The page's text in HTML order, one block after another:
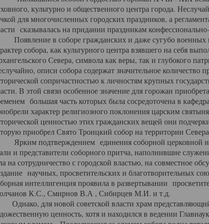
культурно и общественного центра города.
для многочисленных городских праздников, а
сказывалась на придании праздникам
в соборе гражданских и даже сугубо военных
собора, как культурного центра взявшего на себя
Севера, символа как веры, так и глубокого
описи собора содержат значительное количество
сопричастностью к личностям крупных
В этой связи особенное значение для горожан
большая часть которых была сосредоточена в
характер религиозного поклонения царским
ценностью этих гражданских вещей они
приобрел Свято Троицкий собор на территории
подтверждением единения соборной церковной
и представители соборного притча, наполнившие
на сотрудничество с городской властью, на совместное
научных, просветительских и благотворительных
интеллигенция проявила в развертывании
К.С., Смирнов В.А , Сибирцев М.И. и т.д.
для новой советской власти храм
ценность, хотя и находился в ведении